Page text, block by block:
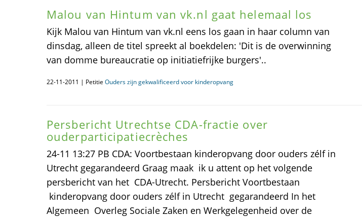
Malou van Hintum van vk.nl gaat helemaal los
Kijk Malou van Hintum van vk.nl eens los gaan in haar column van
dinsdag, alleen de titel spreekt al boekdelen: 'Dit is de overwinning
van domme bureaucratie op initiatiefrijke burgers'..
22-11-2011 | Petitie Ouders zijn gekwalificeerd voor kinderopvang
Persbericht Utrechtse CDA-fractie over
ouderparticipatiecrèches
24-11 13:27 PB CDA: Voortbestaan kinderopvang door ouders zélf in
Utrecht gegarandeerd Graag maak ik u attent op het volgende
persbericht van het CDA-Utrecht. Persbericht Voortbestaan
kinderopvang door ouders zélf in Utrecht gegarandeerd In het
Algemeen Overleg Sociale Zaken en Werkgelegenheid over de